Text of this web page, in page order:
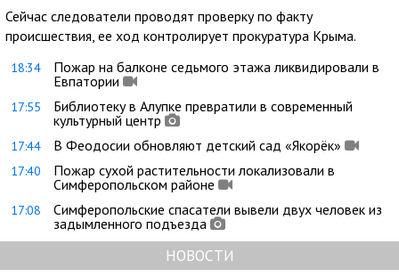
Сейчас следователи проводят проверку по факту
происшествия, ее ход контролирует прокуратура Крыма.
18:34
Пожар на балконе седьмого этажа ликвидировали в
Евпатории
17:55
Библиотеку в Алупке превратили в современный
культурный центр
17:44 В Феодосии обновляют детский сад «Якорёк»
17:40
Пожар сухой растительности локализовали в
Симферопольском районе
17:08
Симферопольские спасатели вывели двух человек из
задымленного подъезда
НОВОСТИ